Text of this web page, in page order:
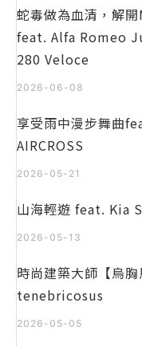
蛇毒做為血清，解
feat. Alfa Romeo
280 Veloce
2026-06-08
享受雨中漫步舞曲
AIRCROSS
2026-05-21
山海輕遊 feat. Kia
2026-05-13
時尚建築大師【烏
tenebricosus
2026-05-05